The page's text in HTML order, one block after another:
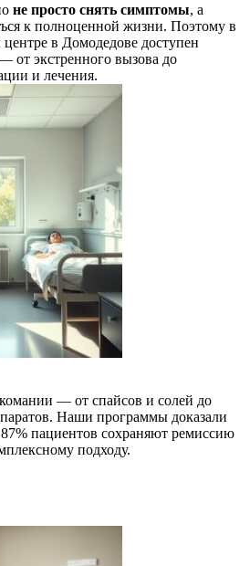
не просто снять симптомы, а
к полноценной жизни. Поэтому в
в Домодедове доступен
от экстренного вызова до
и лечения.
— от спайсов и солей до
Наши программы доказали
пациентов сохраняют ремиссию
подходу.